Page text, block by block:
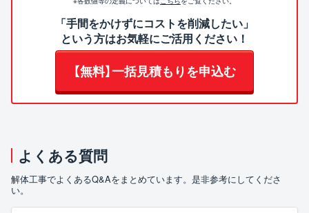
「手間をかけずにコストを削減したい」
という方はお気軽にご活用ください！
【無料】一括見積もりを申込む
よくある質問
解体工事でよくあるQ&Aをまとめています。是非参考にしてくださ
い。